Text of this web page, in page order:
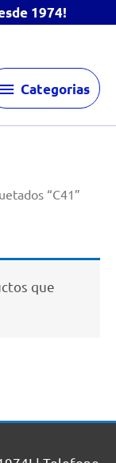
1974!
Categorias
Categorias
“C41”
que